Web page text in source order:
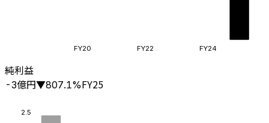
FY20 FY22 FY24
純利益
-3億円▼807.1%FY25
2.5